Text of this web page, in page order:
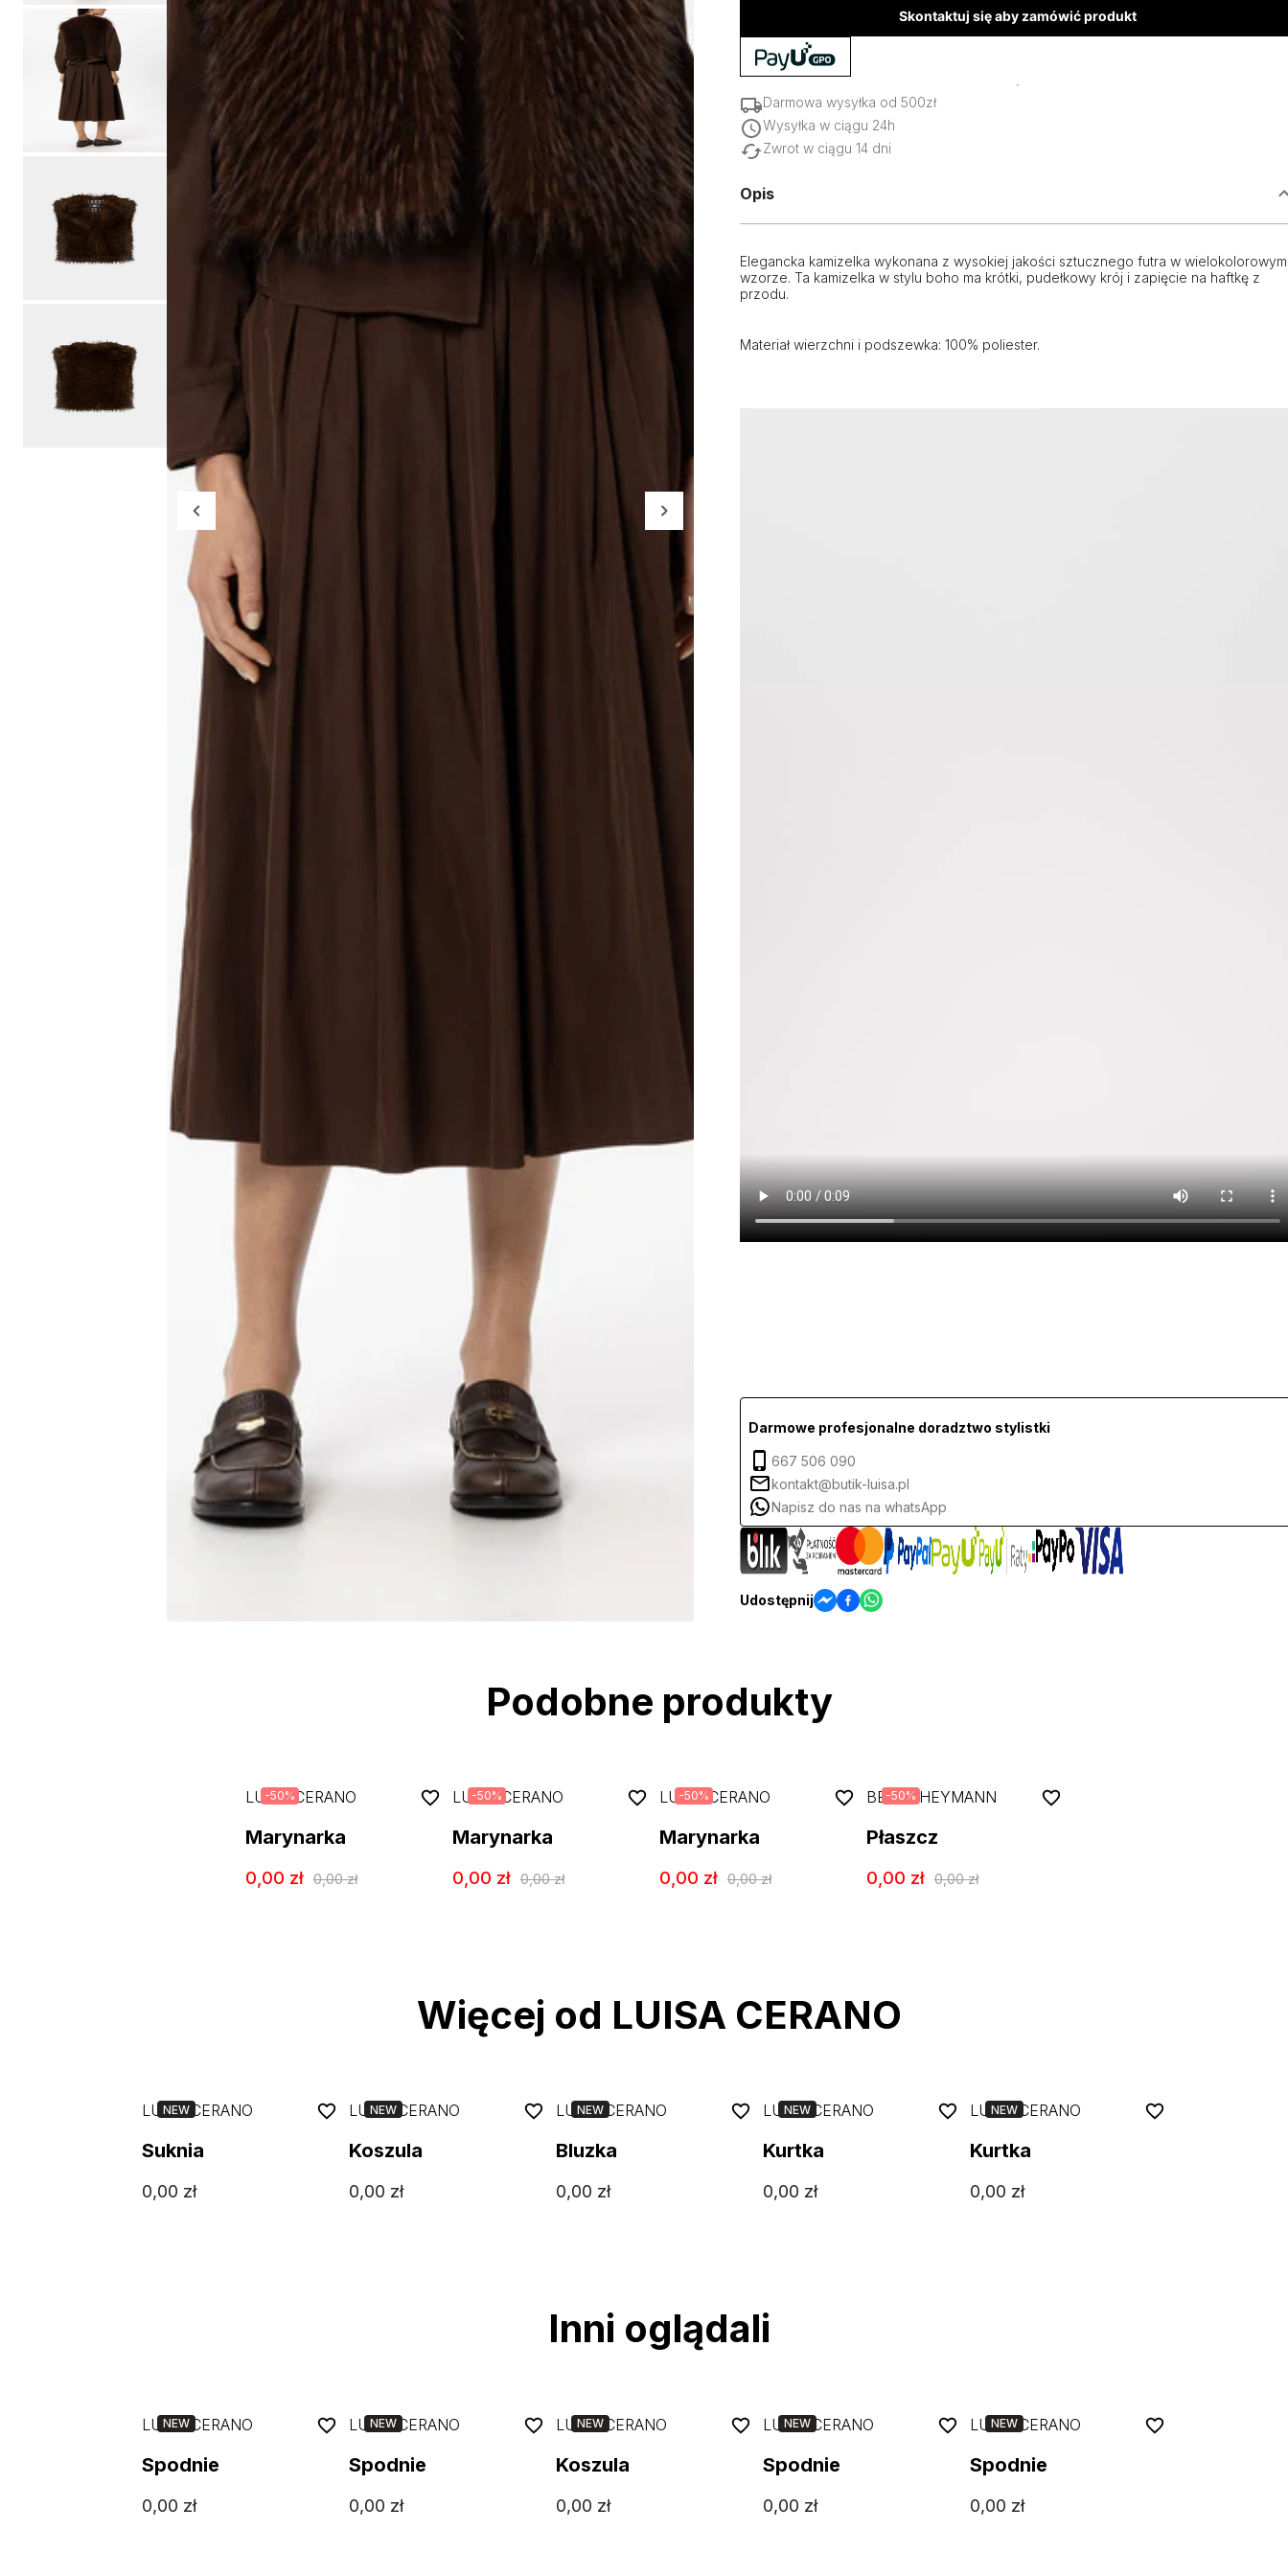
Skontaktuj się aby zamówić produkt
Darmowa wysyłka od 500zł
Wysyłka w ciągu 24h
Zwrot w ciągu 14 dni
Opis
Elegancka kamizelka wykonana z wysokiej jakości sztucznego futra w wielokolorowym
wzorze. Ta kamizelka w stylu boho ma krótki, pudełkowy krój i zapięcie na haftkę z
przodu.
Materiał wierzchni i podszewka: 100% poliester.
Darmowe profesjonalne doradztwo stylistki
667 506 090
kontakt@butik-luisa.pl
Napisz do nas na whatsApp
Udostępnij
Podobne produkty
-50%
LUISA CERANO
Marynarka
0,00 zł 0,00 zł
-50%
LUISA CERANO
Marynarka
0,00 zł 0,00 zł
-50%
LUISA CERANO
Marynarka
0,00 zł 0,00 zł
-50%
BEATE HEYMANN
Płaszcz
0,00 zł 0,00 zł
Więcej od LUISA CERANO
NEW
LUISA CERANO
Suknia
0,00 zł
NEW
LUISA CERANO
Koszula
0,00 zł
NEW
LUISA CERANO
Bluzka
0,00 zł
NEW
LUISA CERANO
Kurtka
0,00 zł
NEW
LUISA CERANO
Kurtka
0,00 zł
Inni oglądali
NEW
LUISA CERANO
Spodnie
0,00 zł
NEW
LUISA CERANO
Spodnie
0,00 zł
NEW
LUISA CERANO
Koszula
0,00 zł
NEW
LUISA CERANO
Spodnie
0,00 zł
NEW
LUISA CERANO
Spodnie
0,00 zł